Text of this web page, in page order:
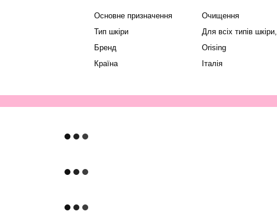
Основне призначення
Очищення
Тип шкіри
Для всіх типів шкіри,
Бренд
Orising
Країна
Італія